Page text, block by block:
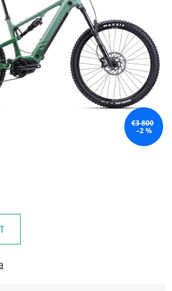
€3 800
–2 %